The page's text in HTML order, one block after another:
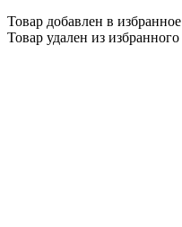
Товар добавлен в избранное
Товар удален из избранного